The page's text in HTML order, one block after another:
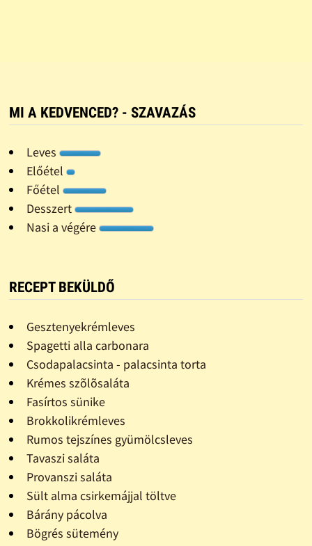
MI A KEDVENCED? - SZAVAZÁS
Leves
Előétel
Főétel
Desszert
Nasi a végére
RECEPT BEKÜLDŐ
Gesztenyekrémleves
Spagetti alla carbonara
Csodapalacsinta - palacsinta torta
Krémes szõlõsaláta
Fasírtos sünike
Brokkolikrémleves
Rumos tejszínes gyümölcsleves
Tavaszi saláta
Provanszi saláta
Sült alma csirkemájjal töltve
Bárány pácolva
Bögrés sütemény